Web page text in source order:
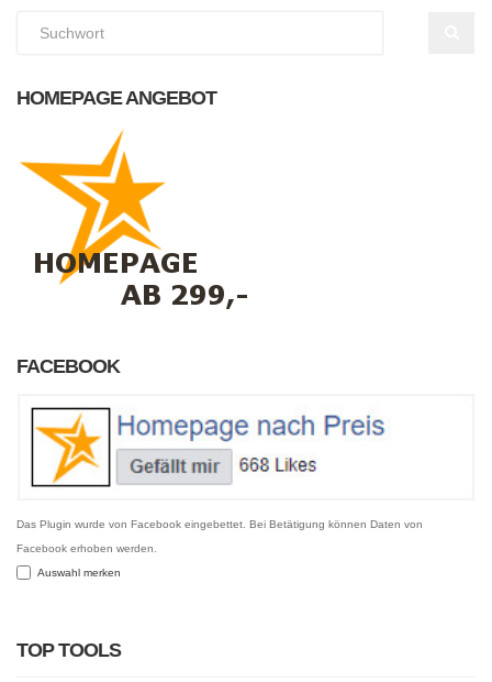
HOMEPAGE ANGEBOT
FACEBOOK
Das Plugin wurde von Facebook eingebettet. Bei Betätigung können Daten von
Facebook erhoben werden.
Auswahl merken
TOP TOOLS